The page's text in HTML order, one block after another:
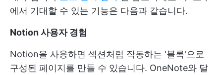
에서 기대할 수 있는 기능은 다음과 같습니다.
Notion 사용자 경험
Notion을 사용하면 섹션처럼 작동하는 '블록'으로
구성된 페이지를 만들 수 있습니다. OneNote와 달